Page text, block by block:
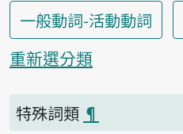
一般動詞-活動動詞
重新選分類
特殊詞類 ¶